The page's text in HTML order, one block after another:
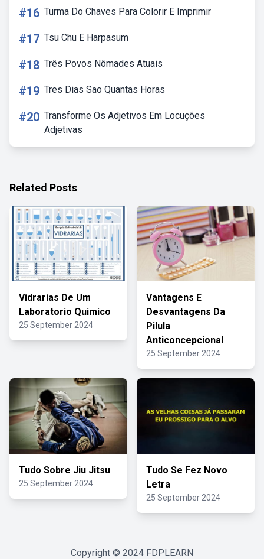
#16 Turma Do Chaves Para Colorir E Imprimir
#17 Tsu Chu E Harpasum
#18 Três Povos Nômades Atuais
#19 Tres Dias Sao Quantas Horas
#20 Transforme Os Adjetivos Em Locuções
Adjetivas
Related Posts
Vidrarias De Um
Laboratorio Quimico
25 September 2024
Vantagens E
Desvantagens Da
Pilula
Anticoncepcional
25 September 2024
Tudo Sobre Jiu Jitsu
25 September 2024
Tudo Se Fez Novo
Letra
25 September 2024
Copyright © 2024 FDPLEARN